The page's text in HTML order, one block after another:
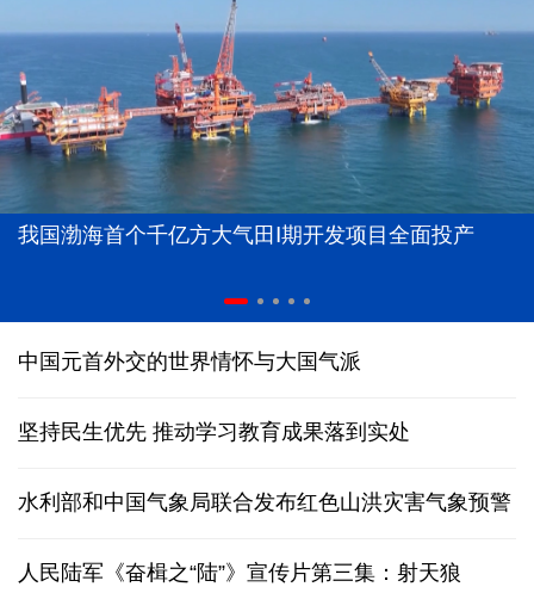
我国渤海首个千亿方大气田Ⅰ期开发项目全面投产
中国元首外交的世界情怀与大国气派
坚持民生优先 推动学习教育成果落到实处
水利部和中国气象局联合发布红色山洪灾害气象预警
人民陆军《奋楫之“陆”》宣传片第三集：射天狼